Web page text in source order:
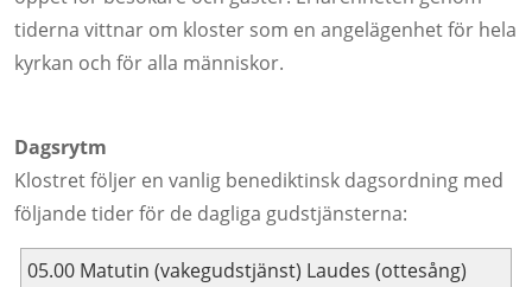
tiderna vittnar om kloster som en angelägenhet för hela
kyrkan och för alla människor.
Dagsrytm
Klostret följer en vanlig benediktinsk dagsordning med
följande tider för de dagliga gudstjänsterna:
05.00 Matutin (vakegudstjänst) Laudes (ottesång)